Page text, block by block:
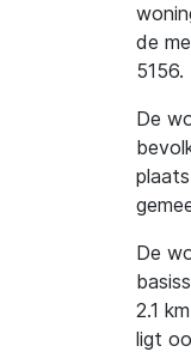
de
5156.
De
De
2.1
ligt